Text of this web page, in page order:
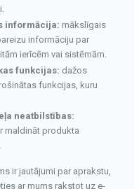
informācija: mākslīgais
informāciju par
ierīcēm vai sistēmām.
funkcijas: dažos
funkcijas, kuru
neatbilstības:
maldināt produkta
ir jautājumi par aprakstu,
ar mums rakstot uz e-